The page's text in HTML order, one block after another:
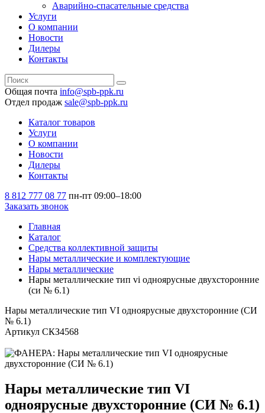
Аварийно-спасательные средства
Услуги
О компании
Новости
Дилеры
Контакты
Общая почта info@spb-ppk.ru
Отдел продаж sale@spb-ppk.ru
Каталог товаров
Услуги
О компании
Новости
Дилеры
Контакты
8 812 777 08 77 пн-пт 09:00–18:00
Заказать звонок
Главная
Каталог
Средства коллективной защиты
Нары металлические и комплектующие
Нары металлические
Нары металлические тип vi одноярусные двухсторонние
(си № 6.1)
Нары металлические тип VI одноярусные двухсторонние (СИ
№ 6.1)
Артикул СКЗ4568
Нары металлические тип VI
одноярусные двухсторонние (СИ № 6.1)